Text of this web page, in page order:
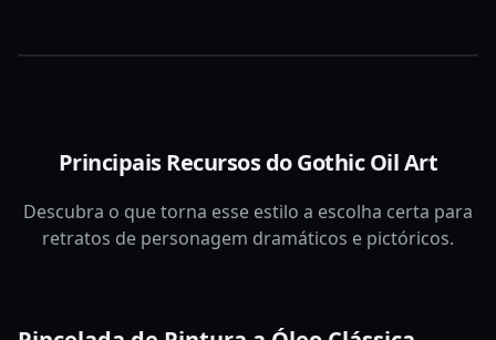
Principais Recursos do Gothic Oil Art
Descubra o que torna esse estilo a escolha certa para
retratos de personagem dramáticos e pictóricos.